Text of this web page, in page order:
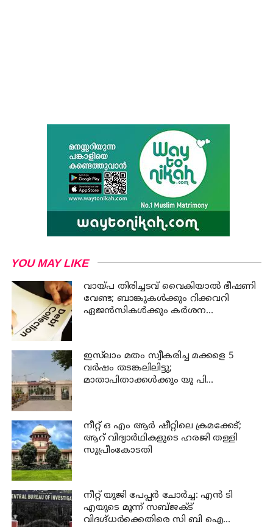
YOU MAY LIKE
വായ്പ തിരിച്ചടവ് വൈകിയാൽ ഭീഷണി
വേണ്ട; ബാങ്കുകൾക്കും റിക്കവറി
ഏജൻസികൾക്കും കർശന
ഇസ്‍ലാം മതം സ്വീകരിച്ച മക്കളെ 5
വർഷം തടങ്കലിലിട്ടു;
മാതാപിതാക്കൾക്കും യു പി
നീറ്റ് ഒ എം ആര്‍ ഷീറ്റിലെ ക്രമക്കേട്;
ആറ് വിദ്യാര്‍ഥികളുടെ ഹരജി തള്ളി
സുപ്രീംകോടതി
നീറ്റ് യുജി പേപ്പർ ചോർച്ച: എൻ ടി
എയുടെ മൂന്ന് സബ്ജക്ട്
വിദഗ്ദ്ധർക്കെതിരെ സി ബി ഐ